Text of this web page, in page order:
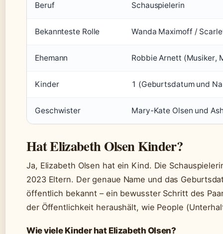
Beruf Schauspielerin
Bekannteste Rolle Wanda Maximoff /
Ehemann Robbie Arnett (Musiker,
Kinder 1 (Geburtsdatum und
Geschwister Mary-Kate Olsen und
Hat Elizabeth Olsen Kinder?
Ja, Elizabeth Olsen hat ein Kind. Die
2023 Eltern. Der genaue Name und das
öffentlich bekannt – ein bewusster Schritt des
der Öffentlichkeit heraushält, wie People
Wie viele Kinder hat Elizabeth Olsen?